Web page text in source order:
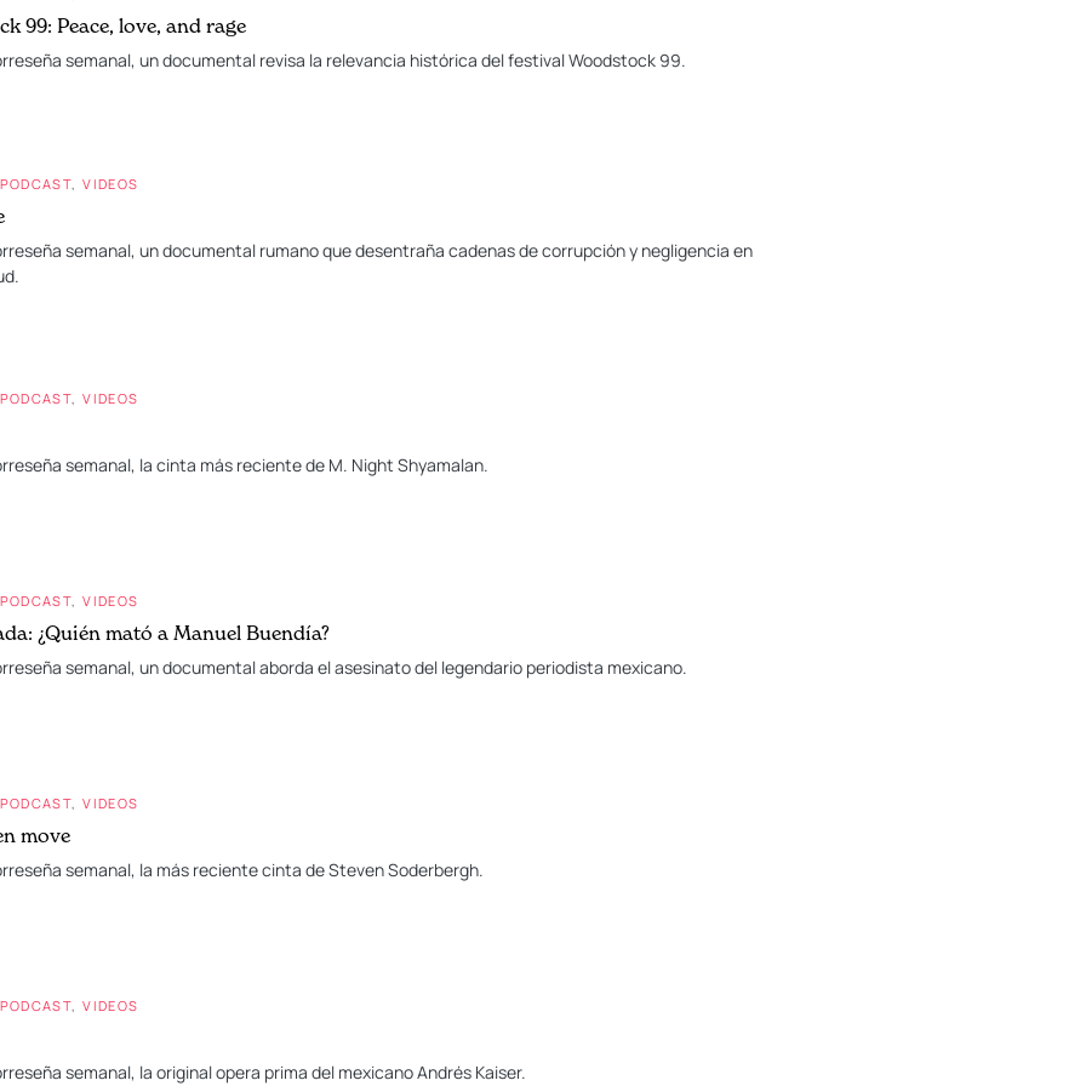
99: Peace, love, and rage
semanal, un documental revisa la relevancia histórica del festival Woodstock 99.
PODCAST VIDEOS
semanal, un documental rumano que desentraña cadenas de corrupción y negligencia en
PODCAST VIDEOS
semanal, la cinta más reciente de M. Night Shyamalan.
PODCAST VIDEOS
¿Quién mató a Manuel Buendía?
semanal, un documental aborda el asesinato del legendario periodista mexicano.
PODCAST VIDEOS
move
semanal, la más reciente cinta de Steven Soderbergh.
PODCAST VIDEOS
semanal, la original opera prima del mexicano Andrés Kaiser.